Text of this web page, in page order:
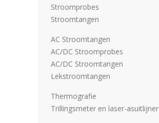
Stroomprobes
Stroomtangen
AC Stroomtangen
AC/DC Stroomprobes
AC/DC Stroomtangen
Lekstroomtangen
Thermografie
Trillingsmeter en laser-asuitlijner